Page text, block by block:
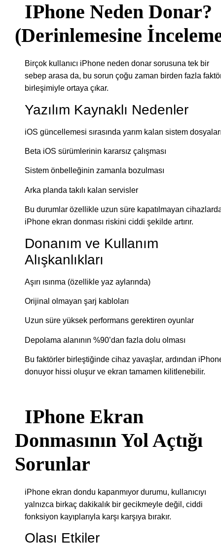
IPhone Neden Donar?
(Derinlemesine
Birçok kullanıcı iPhone neden donar sorusuna tek bir
sebep arasa da, bu sorun çoğu zaman birden fazla
birleşimiyle ortaya çıkar.
Yazılım Kaynaklı Nedenler
iOS güncellemesi sırasında yarım kalan sistem
Beta iOS sürümlerinin kararsız çalışması
Sistem önbelleğinin zamanla bozulması
Arka planda takılı kalan servisler
Bu durumlar özellikle uzun süre kapatılmayan
iPhone ekran donması riskini ciddi şekilde artırır.
Donanım ve Kullanım
Alışkanlıkları
Aşırı ısınma (özellikle yaz aylarında)
Orijinal olmayan şarj kabloları
Uzun süre yüksek performans gerektiren oyunlar
Depolama alanının %90’dan fazla dolu olması
Bu faktörler birleştiğinde cihaz yavaşlar, ardından
donuyor hissi oluşur ve ekran tamamen kilitlenebilir.
IPhone Ekran
Donmasının Yol Açtığı
Sorunlar
iPhone ekran dondu kapanmıyor durumu, kullanıcıyı
yalnızca birkaç dakikalık bir gecikmeyle değil, ciddi
fonksiyon kayıplarıyla karşı karşıya bırakır.
Olası Etkiler